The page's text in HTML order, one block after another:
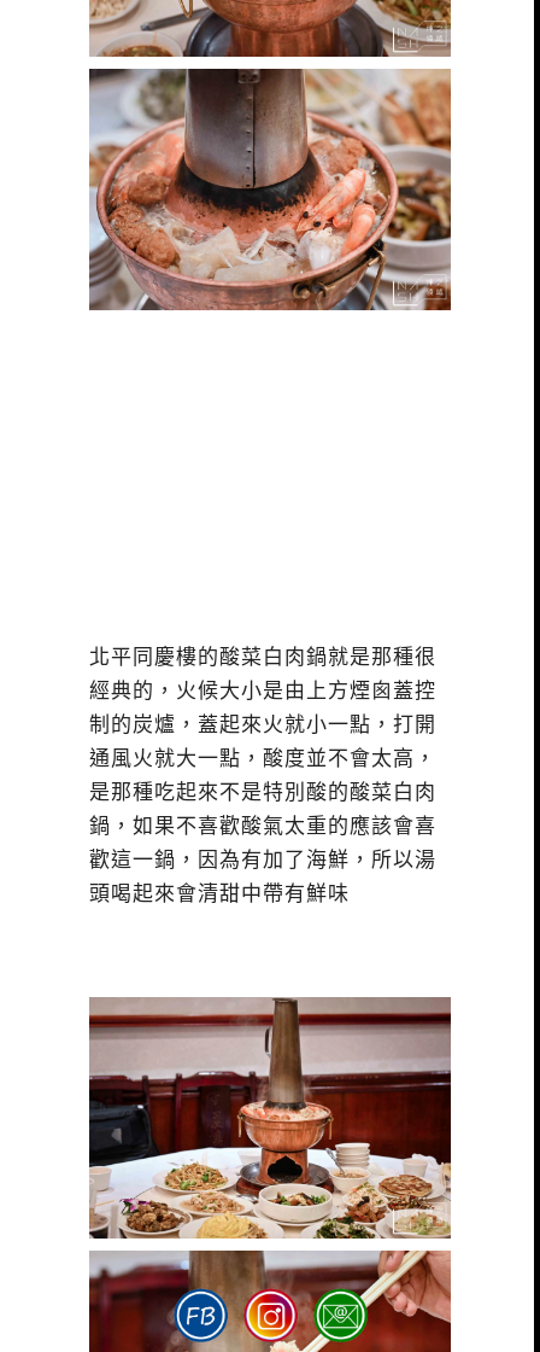
北平同慶樓的酸菜白肉鍋就是那種很
經典的，火候大小是由上方煙囪蓋控
制的炭爐，蓋起來火就小一點，打開
通風火就大一點，酸度並不會太高，
是那種吃起來不是特別酸的酸菜白肉
鍋，如果不喜歡酸氣太重的應該會喜
歡這一鍋，因為有加了海鮮，所以湯
頭喝起來會清甜中帶有鮮味